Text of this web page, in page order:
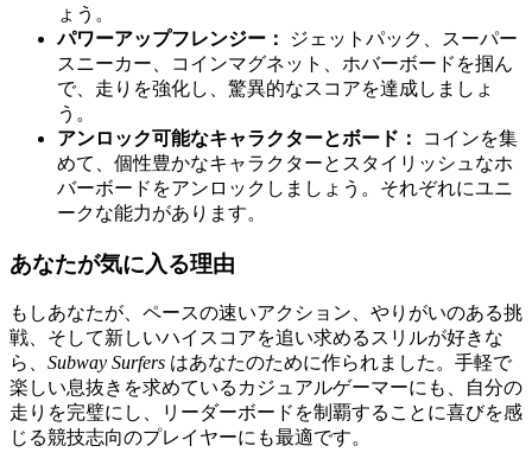
ょう。
パワーアップフレンジー：
ジェットパック、スーパー
スニーカー、コインマグネット、ホバーボードを掴ん
で、走りを強化し、驚異的なスコアを達成しましょ
う。
アンロック可能なキャラクターとボード：
コインを集
めて、個性豊かなキャラクターとスタイリッシュなホ
バーボードをアンロックしましょう。それぞれにユニ
ークな能力があります。
あなたが気に入る理由
もしあなたが、ペースの速いアクション、やりがいのある挑
戦、そして新しいハイスコアを追い求めるスリルが好きな
ら、 Subway Surfers はあなたのために作られました。手軽で
楽しい息抜きを求めているカジュアルゲーマーにも、自分の
走りを完璧にし、リーダーボードを制覇することに喜びを感
じる競技志向のプレイヤーにも最適です。